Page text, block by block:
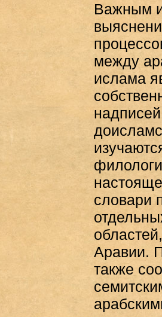
Важным
между
ислама
словари
Аравии.
также